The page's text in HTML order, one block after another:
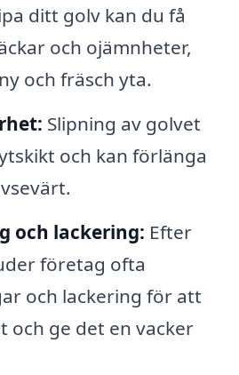
ditt golv kan du få
och ojämnheter,
och fräsch yta.
Slipning av golvet
och kan förlänga
och lackering: Efter
företag ofta
och lackering för att
och ge det en vacker